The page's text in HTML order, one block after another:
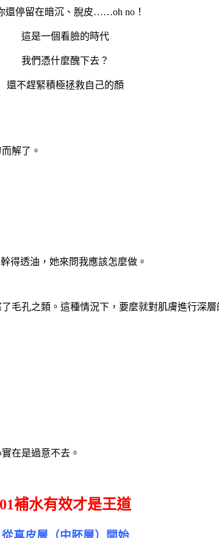
還停留在暗沉、脫皮……oh no！
這是一個看臉的時代
我們憑什麼醜下去？
還不趕緊積極拯救自己的顏
解了。
得透油，她來問我應該怎麼做。
毛孔之類。這種情況下，要麼就對肌膚進行深
在是過意不去。
01補水有效才是王道
從真皮層（中胚層）開始